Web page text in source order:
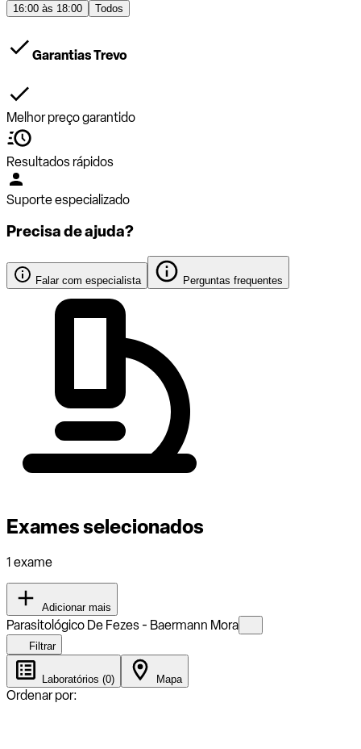
16:00 às 18:00
Todos
Garantias Trevo
Melhor preço garantido
Resultados rápidos
Suporte especializado
Precisa de ajuda?
Falar com especialista Perguntas frequentes
Exames selecionados
1 exame
Adicionar mais
Parasitológico De Fezes - Baermann Mora
Filtrar
Laboratórios (0) Mapa
Ordenar por: